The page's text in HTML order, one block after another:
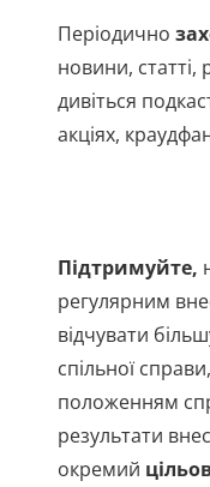
Періодично
новини, статті,
дивіться
акціях,
Підтримуйте,
регулярним
відчувати
спільної
положенням
результати
окремий